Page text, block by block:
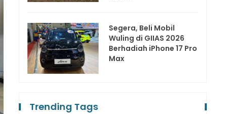
Segera, Beli Mobil
Wuling di GIIAS 2026
Berhadiah iPhone 17 Pro
Max
Trending Tags